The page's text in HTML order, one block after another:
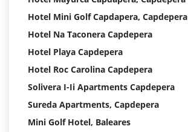
Hotel Mini Golf Capdapera, Capdepera
Hotel Na Taconera Capdepera
Hotel Playa Capdepera
Hotel Roc Carolina Capdepera
Solivera I-Ii Apartments Capdepera
Sureda Apartments, Capdepera
Mini Golf Hotel, Baleares